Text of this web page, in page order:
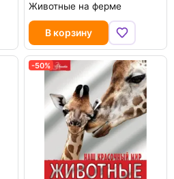
Животные на ферме
В корзину
-50%